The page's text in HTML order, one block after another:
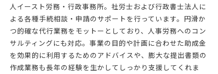
人イースト労務・行政事務所。社労士および行政書士法人に
よる各種手続相談・申請のサポートを行っています。円滑か
つ的確な代行業務をモットーとしており、人事労務へのコン
サルティングにも対応。事業の目的や計画に合わせた助成金
を効果的に利用するためのアドバイスや、膨大な提出書類の
作成業務も長年の経験を生かしてしっかり支援してくれま